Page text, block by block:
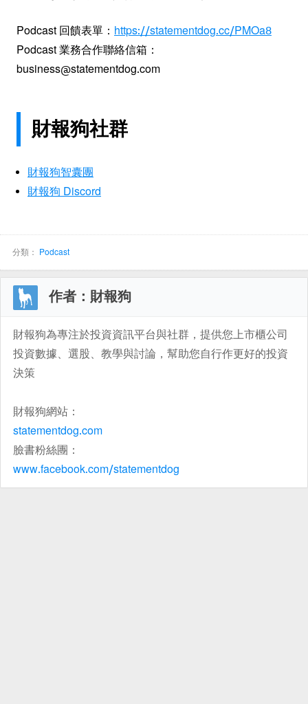
Podcast 回饋表單： https://statementdog.cc/PMOa8
Podcast 業務合作聯絡信箱：
business@statementdog.com
財報狗社群
財報狗智囊團
財報狗 Discord
分類： Podcast
作者：財報狗
財報狗為專注於投資資訊平台與社群，提供您上市櫃公司
投資數據、選股、教學與討論，幫助您自行作更好的投資
決策
財報狗網站：
statementdog.com
臉書粉絲團：
www.facebook.com/statementdog